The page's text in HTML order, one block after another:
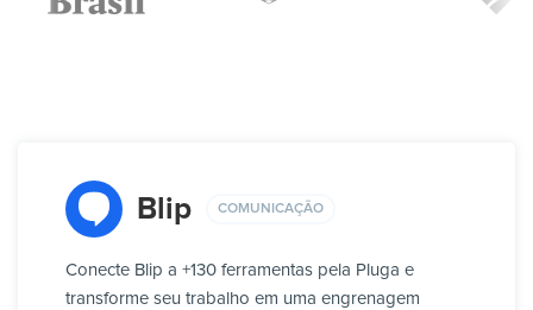
Blip COMUNICAÇÃO
Conecte Blip a +130 ferramentas pela Pluga e
transforme seu trabalho em uma engrenagem